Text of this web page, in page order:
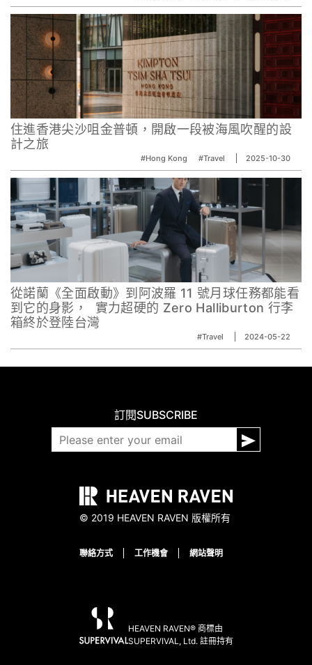
住進香港尖沙咀金普頓，開啟一段被海風吹醒的設
計之旅
#Hong Kong #Travel 2025-10-30
從諾蘭《全面啟動》到阿波羅 11 號月球任務都能看
到它的身影， 實力超硬的 Zero Halliburton 行李
箱終於登陸台灣
#Travel 2024-05-22
訂閱SUBSCRIBE
© 2019 HEAVEN RAVEN 版權所有
聯絡方式 工作機會 網站聲明
HEAVEN RAVEN® 商標由
SUPERVIVAL, Ltd. 註冊持有